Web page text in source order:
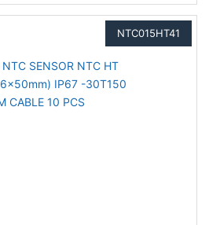
NTC015HT41